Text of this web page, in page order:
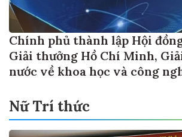
Chính phủ thành lập Hội
Giải thưởng Hồ Chí Minh,
nước về khoa học và công
Nữ Trí thức